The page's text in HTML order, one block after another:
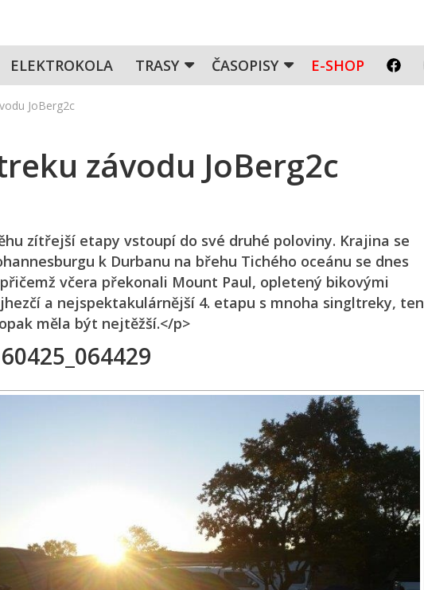
ELEKTROKOLA TRASY ČASOPISY E-SHOP
JoBerg2c
závodu JoBerg2c
zítřejší etapy vstoupí do své druhé poloviny. Krajina se
k Durbanu na břehu Tichého oceánu se dnes
včera překonali Mount Paul, opletený bikovými
a nejspektakulárnější 4. etapu s mnoha singltreky, ten
měla být nejtěžší.</p>